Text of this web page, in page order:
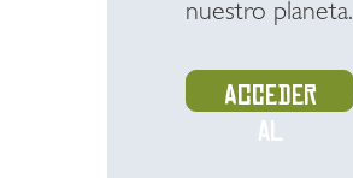
nuestro planeta.
Acceder
al